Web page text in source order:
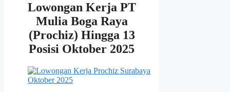
Lowongan Kerja PT
Mulia Boga Raya
(Prochiz) Hingga 13
Posisi Oktober 2025